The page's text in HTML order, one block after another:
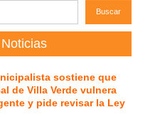
Buscar
sostiene que
de Villa Verde vulnera
y pide revisar la Ley